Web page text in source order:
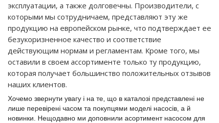
эксплуатации, а также долговечны. Производители, с
которыми мы сотрудничаем, представляют эту же
продукцию на европейском рынке, что подтверждает ее
безукоризненное качество и соответствие
действующим нормам и регламентам. Кроме того, мы
оставили в своем ассортименте только ту продукцию,
которая получает большинство положительных отзывов
наших клиентов.
Хочемо звернути увагу і на те, що в каталозі представлені не
лише перевірені часом та покупцями моделі насосів, а й
новинки. Нещодавно ми доповнили асортимент насосом для